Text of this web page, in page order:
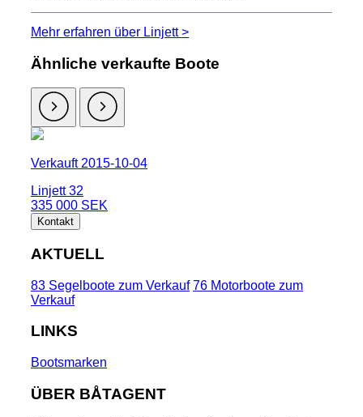
Mehr erfahren über Linjett >
Ähnliche verkaufte Boote
Verkauft 2015-10-04
Linjett 32
335 000 SEK
Kontakt
AKTUELL
83 Segelboote zum Verkauf 76 Motorboote zum
Verkauf
LINKS
Bootsmarken
ÜBER BÅTAGENT